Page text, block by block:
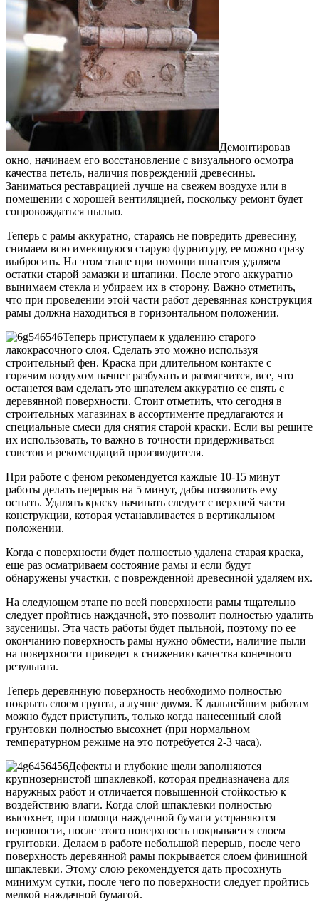
Демонтировав
окно, начинаем его восстановление с визуального осмотра
качества петель, наличия повреждений древесины.
Заниматься реставрацией лучше на свежем воздухе или в
помещении с хорошей вентиляцией, поскольку ремонт будет
сопровождаться пылью.
Теперь с рамы аккуратно, стараясь не повредить древесину,
снимаем всю имеющуюся старую фурнитуру, ее можно сразу
выбросить. На этом этапе при помощи шпателя удаляем
остатки старой замазки и штапики. После этого аккуратно
вынимаем стекла и убираем их в сторону. Важно отметить,
что при проведении этой части работ деревянная конструкция
рамы должна находиться в горизонтальном положении.
Теперь приступаем к удалению старого
лакокрасочного слоя. Сделать это можно используя
строительный фен. Краска при длительном контакте с
горячим воздухом начнет разбухать и размягчится, все, что
останется вам сделать это шпателем аккуратно ее снять с
деревянной поверхности. Стоит отметить, что сегодня в
строительных магазинах в ассортименте предлагаются и
специальные смеси для снятия старой краски. Если вы решите
их использовать, то важно в точности придерживаться
советов и рекомендаций производителя.
При работе с феном рекомендуется каждые 10-15 минут
работы делать перерыв на 5 минут, дабы позволить ему
остыть. Удалять краску начинать следует с верхней части
конструкции, которая устанавливается в вертикальном
положении.
Когда с поверхности будет полностью удалена старая краска,
еще раз осматриваем состояние рамы и если будут
обнаружены участки, с поврежденной древесиной удаляем их.
На следующем этапе по всей поверхности рамы тщательно
следует пройтись наждачной, это позволит полностью удалить
заусеницы. Эта часть работы будет пыльной, поэтому по ее
окончанию поверхность рамы нужно обмести, наличие пыли
на поверхности приведет к снижению качества конечного
результата.
Теперь деревянную поверхность необходимо полностью
покрыть слоем грунта, а лучше двумя. К дальнейшим работам
можно будет приступить, только когда нанесенный слой
грунтовки полностью высохнет (при нормальном
температурном режиме на это потребуется 2-3 часа).
Дефекты и глубокие щели заполняются
крупнозернистой шпаклевкой, которая предназначена для
наружных работ и отличается повышенной стойкостью к
воздействию влаги. Когда слой шпаклевки полностью
высохнет, при помощи наждачной бумаги устраняются
неровности, после этого поверхность покрывается слоем
грунтовки. Делаем в работе небольшой перерыв, после чего
поверхность деревянной рамы покрывается слоем финишной
шпаклевки. Этому слою рекомендуется дать просохнуть
минимум сутки, после чего по поверхности следует пройтись
мелкой наждачной бумагой.